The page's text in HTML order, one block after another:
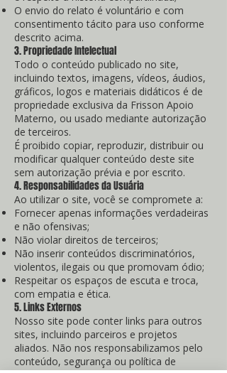
O envio do relato é voluntário e com
consentimento tácito para uso conforme
descrito acima.
3. Propriedade Intelectual
Todo o conteúdo publicado no site,
incluindo textos, imagens, vídeos, áudios,
gráficos, logos e materiais didáticos é de
propriedade exclusiva da Frisson Apoio
Materno, ou usado mediante autorização
de terceiros.
É proibido copiar, reproduzir, distribuir ou
modificar qualquer conteúdo deste site
sem autorização prévia e por escrito.
4. Responsabilidades da Usuária
Ao utilizar o site, você se compromete a:
Fornecer apenas informações verdadeiras
e não ofensivas;
Não violar direitos de terceiros;
Não inserir conteúdos discriminatórios,
violentos, ilegais ou que promovam ódio;
Respeitar os espaços de escuta e troca,
com empatia e ética.
5. Links Externos
Nosso site pode conter links para outros
sites, incluindo parceiros e projetos
aliados. Não nos responsabilizamos pelo
conteúdo, segurança ou política de